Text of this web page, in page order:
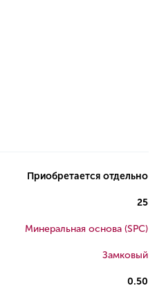
Приобретается отдельно
25
Минеральная основа (SPC)
Замковый
0.50